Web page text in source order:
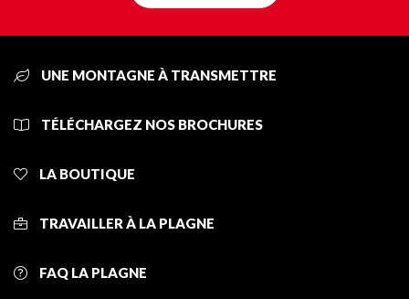
UNE MONTAGNE À TRANSMETTRE
TÉLÉCHARGEZ NOS BROCHURES
LA BOUTIQUE
TRAVAILLER À LA PLAGNE
FAQ LA PLAGNE